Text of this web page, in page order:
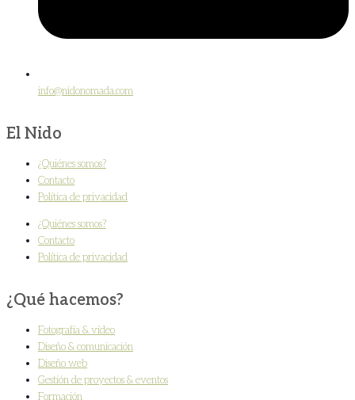
info@nidonomada.com
El Nido
¿Quiénes somos?
Contacto
Política de privacidad
¿Quiénes somos?
Contacto
Política de privacidad
¿Qué hacemos?
Fotografía & vídeo
Diseño & comunicación
Diseño web
Gestión de proyectos & eventos
Formación